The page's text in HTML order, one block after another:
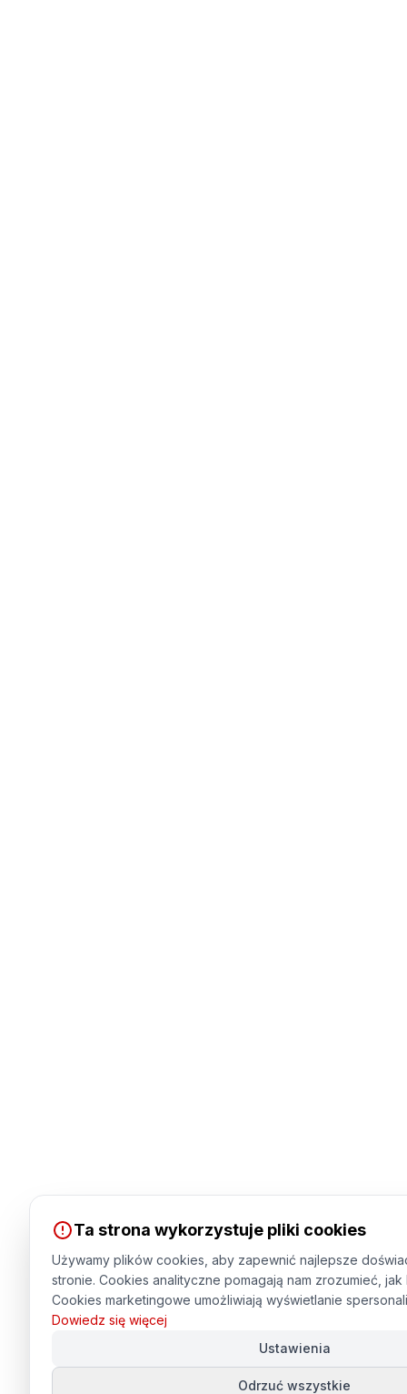
Ta strona wykorzystuje pliki cookies
Używamy plików cookies, aby zapewnić najlepsze
stronie. Cookies analityczne pomagają nam zrozumieć,
Cookies marketingowe umożliwiają wyświetlanie
Dowiedz się więcej
Ustawienia
Odrzuć wszystkie